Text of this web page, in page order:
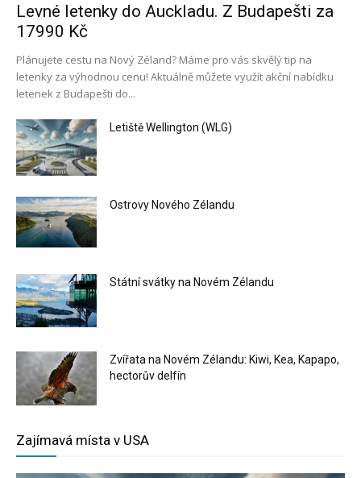
Levné letenky do Auckladu. Z Budapešti za
17990 Kč
Plánujete cestu na Nový Zéland? Máme pro vás skvělý tip na
letenky za výhodnou cenu! Aktuálně můžete využít akční nabídku
letenek z Budapešti do...
Letiště Wellington (WLG)
Ostrovy Nového Zélandu
Státní svátky na Novém Zélandu
Zvířata na Novém Zélandu: Kiwi, Kea, Kapapo,
hectorův delfín
Zajímavá místa v USA